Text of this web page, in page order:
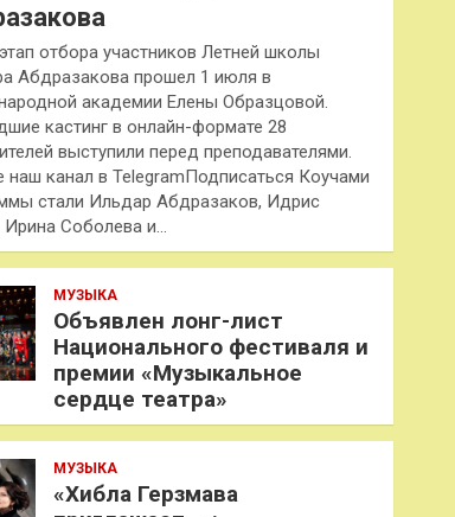
отбора участников Летней школы
Абдразакова прошел 1 июля в
академии Елены Образцовой.
кастинг в онлайн-формате 28
выступили перед преподавателями.
наш канал в TelegramПодписаться Коучами
стали Ильдар Абдразаков, Идрис
Ирина Соболева и…
МУЗЫКА
Объявлен лонг-лист
Национального фестиваля и
премии «Музыкальное
сердце театра»
МУЗЫКА
«Хибла Герзмава